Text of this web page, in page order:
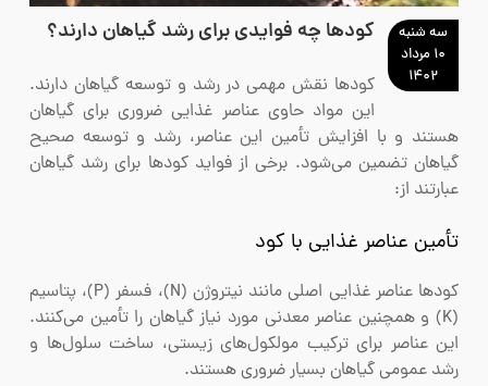
سه شنبه
۱۰ مرداد
۱۴۰۲
کودها چه فوایدی برای رشد گیاهان دارند؟
کودها نقش مهمی در رشد و توسعه گیاهان دارند.
این مواد حاوی عناصر غذایی ضروری برای گیاهان
هستند و با افزایش تأمین این عناصر، رشد و توسعه صحیح
گیاهان تضمین می‌شود. برخی از فواید کودها برای رشد گیاهان
عبارتند از:
تأمین عناصر غذایی با کود
کودها عناصر غذایی اصلی مانند نیتروژن (N)، فسفر (P)، پتاسیم
(K) و همچنین عناصر معدنی مورد نیاز گیاهان را تأمین می‌کنند.
این عناصر برای ترکیب مولکول‌های زیستی، ساخت سلول‌ها و
رشد عمومی گیاهان بسیار ضروری هستند.